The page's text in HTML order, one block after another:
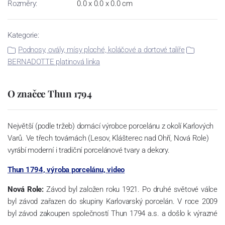
Rozměry: 0.0 x 0.0 x 0.0 cm
Kategorie:
Podnosy, ovály, mísy ploché, koláčové a dortové talíře
BERNADOTTE platinová linka
O značce Thun 1794
Největší (podle tržeb) domácí výrobce porcelánu z okolí Karlových
Varů. Ve třech továrnách (Lesov, Klášterec nad Ohří, Nová Role)
vyrábí moderní i tradiční porcelánové tvary a dekory.
Thun 1794, výroba porcelánu, video
Nová Role: Závod byl založen roku 1921. Po druhé světové válce
byl závod zařazen do skupiny Karlovarský porcelán. V roce 2009
byl závod zakoupen společností Thun 1794 a.s. a došlo k výrazné